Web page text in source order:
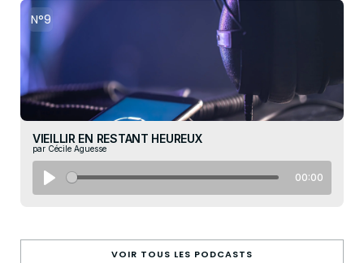
N°9
VIEILLIR EN RESTANT HEUREUX
par Cécile Aguesse
00:00
VOIR TOUS LES PODCASTS